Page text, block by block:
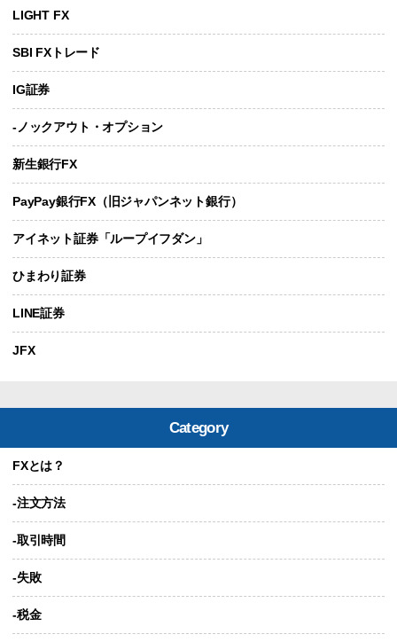
LIGHT FX
SBI FXトレード
IG証券
-ノックアウト・オプション
新生銀行FX
PayPay銀行FX（旧ジャパンネット銀行）
アイネット証券「ループイフダン」
ひまわり証券
LINE証券
JFX
Category
FXとは？
-注文方法
-取引時間
-失敗
-税金